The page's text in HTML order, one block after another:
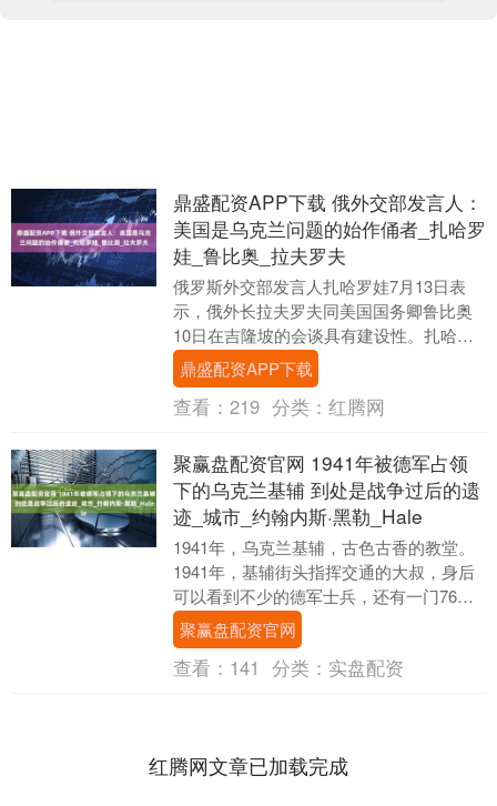
鼎盛配资APP下载 俄外交部发言人：
美国是乌克兰问题的始作俑者_扎哈罗
娃_鲁比奥_拉夫罗夫
俄罗斯外交部发言人扎哈罗娃7月13日表
示，俄外长拉夫罗夫同美国国务卿鲁比奥
10日在吉隆坡的会谈具有建设性。扎哈罗
娃说：“并非所有当前讨论的内容都能详细
置评，但我....
鼎盛配资APP下载
查看： 219 分类： 红腾网
聚赢盘配资官网 1941年被德军占领
下的乌克兰基辅 到处是战争过后的遗
迹_城市_约翰内斯·黑勒_Hale
1941年，乌克兰基辅，古色古香的教堂。
1941年，基辅街头指挥交通的大叔，身后
可以看到不少的德军士兵，还有一门76毫
米登陆高射炮。此时的基辅，已经被德军
占领....
聚赢盘配资官网
查看： 141 分类： 实盘配资
红腾网文章已加载完成